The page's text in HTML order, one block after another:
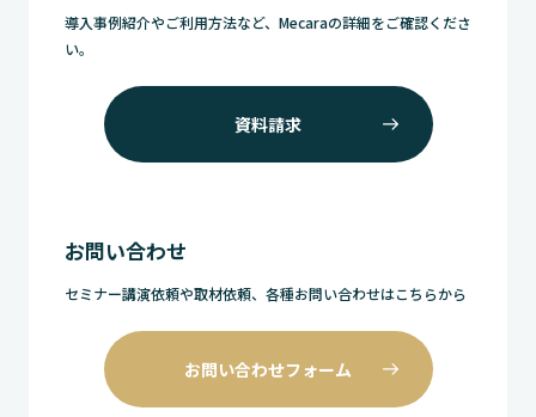
導入事例紹介やご利用方法など、Mecaraの詳細をご確認くださ
い。
資料請求
お問い合わせ
セミナー講演依頼や取材依頼、各種お問い合わせはこちらから
お問い合わせフォーム